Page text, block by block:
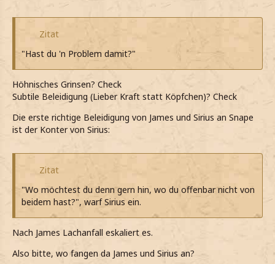
Zitat
"Hast du 'n Problem damit?"
Höhnisches Grinsen? Check
Subtile Beleidigung (Lieber Kraft statt Köpfchen)? Check
Die erste richtige Beleidigung von James und Sirius an Snape
ist der Konter von Sirius:
Zitat
"Wo möchtest du denn gern hin, wo du offenbar nicht von
beidem hast?", warf Sirius ein.
Nach James Lachanfall eskaliert es.
Also bitte, wo fangen da James und Sirius an?